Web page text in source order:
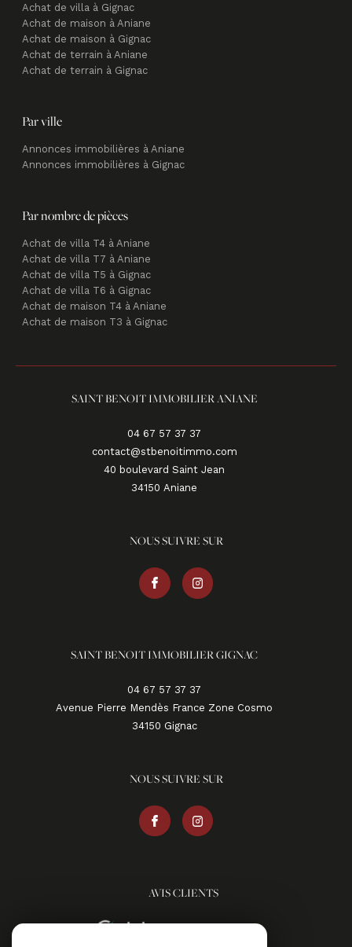
Achat de villa à Gignac
Achat de maison à Aniane
Achat de maison à Gignac
Achat de terrain à Aniane
Achat de terrain à Gignac
Par ville
Annonces immobilières à Aniane
Annonces immobilières à Gignac
Par nombre de pièces
Achat de villa T4 à Aniane
Achat de villa T7 à Aniane
Achat de villa T5 à Gignac
Achat de villa T6 à Gignac
Achat de maison T4 à Aniane
Achat de maison T3 à Gignac
SAINT BENOIT IMMOBILIER ANIANE
04 67 57 37 37
contact@stbenoitimmo.com
40 boulevard Saint Jean
34150
aniane
NOUS SUIVRE SUR
SAINT BENOIT IMMOBILIER GIGNAC
04 67 57 37 37
Avenue Pierre Mendès France Zone Cosmo
34150
gignac
NOUS SUIVRE SUR
AVIS CLIENTS